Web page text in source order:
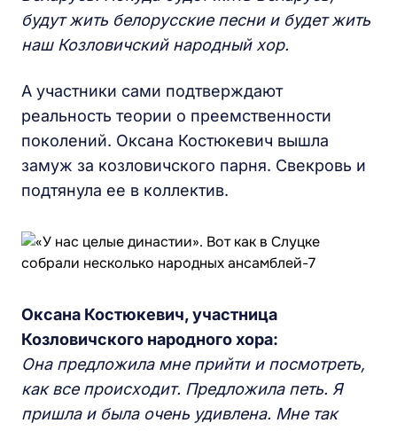
будут жить белорусские песни и будет жить
наш Козловичский народный хор.
А участники сами подтверждают
реальность теории о преемственности
поколений. Оксана Костюкевич вышла
замуж за козловичского парня. Свекровь и
подтянула ее в коллектив.
Оксана Костюкевич, участница
Козловичского народного хора:
Она предложила мне прийти и посмотреть,
как все происходит. Предложила петь. Я
пришла и была очень удивлена. Мне так